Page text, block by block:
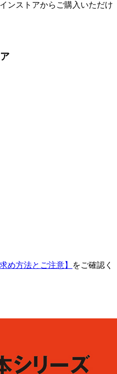
ンストアからご購入いただけ
め方法とご注意】
をご確認く